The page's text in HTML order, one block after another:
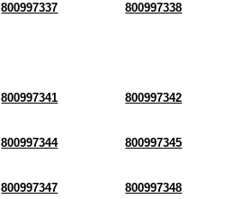
800997337 800997338
800997341 800997342
800997344 800997345
800997347 800997348